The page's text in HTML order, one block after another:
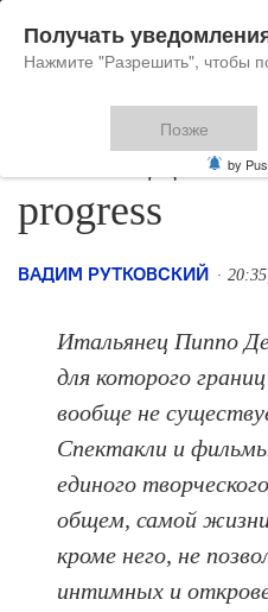
Пиппо
progress
ВАДИМ РУТКОВСКИЙ
Итальянец Пиппо
для которого
вообще не
Спектакли и
единого
общем, самой
кроме него, не
интимных и
Получать
Нажмите "Разрешить", чтобы
Позже
by